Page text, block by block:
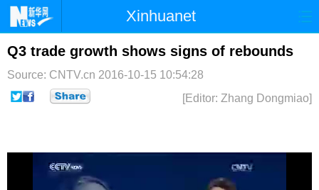
Xinhuanet
首页 时政 国际 港澳
台湾 财经 法治
纪检 科技 军事
博客
Q3 trade growth shows signs of rebounds
Source: CNTV.cn 2016-10-15 10:54:28
[Editor: Zhang Dongmiao]